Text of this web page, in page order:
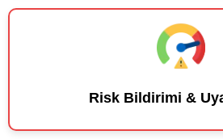
Risk Bildirimi &